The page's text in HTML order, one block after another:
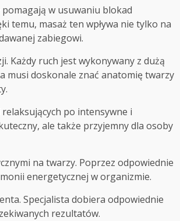
w usuwaniu blokad
temu, masaż ten wpływa nie tylko na
zabiegowi.
Każdy ruch jest wykonywany z dużą
musi doskonale znać anatomię twarzy
po intensywne i
ale także przyjemny dla osoby
na twarzy. Poprzez odpowiednie
energetycznej w organizmie.
Specjalista dobiera odpowiednie
rezultatów.